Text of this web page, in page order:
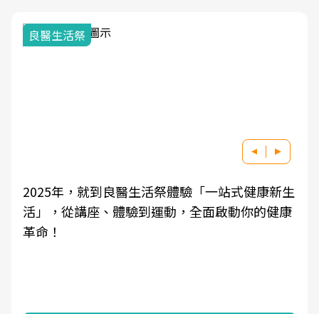
我與健康韌性的距離
良醫健康網從「換季的身體變化」出發，透過醫
學觀點與日常感受的對話，建立對亞健康的認
知，進而引導實際的改善行動。